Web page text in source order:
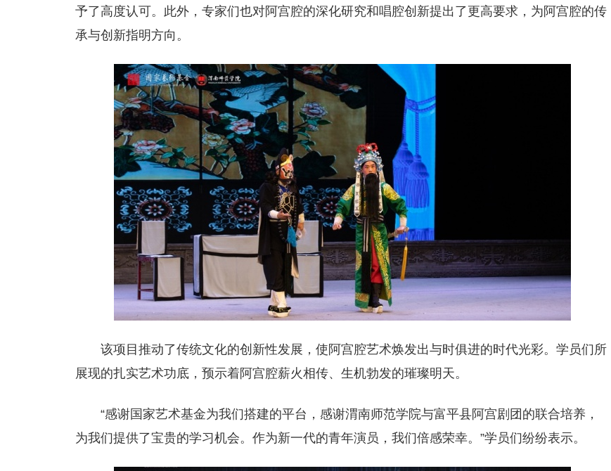
予了高度认可。此外，专家们也对阿宫腔的深化研究和唱腔创新提出了更高要求，为阿宫腔的传
承与创新指明方向。
该项目推动了传统文化的创新性发展，使阿宫腔艺术焕发出与时俱进的时代光彩。学员们所
展现的扎实艺术功底，预示着阿宫腔薪火相传、生机勃发的璀璨明天。
“感谢国家艺术基金为我们搭建的平台，感谢渭南师范学院与富平县阿宫剧团的联合培养，
为我们提供了宝贵的学习机会。作为新一代的青年演员，我们倍感荣幸。”学员们纷纷表示。